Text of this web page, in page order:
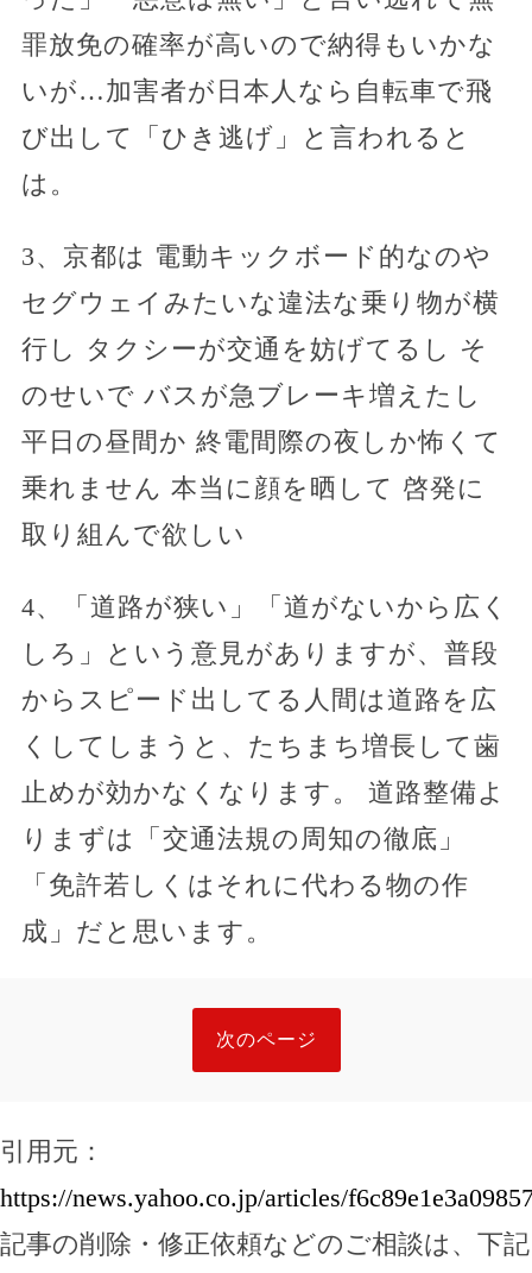
罪放免の確率が高いので納得もいかな
いが…加害者が日本人なら自転車で飛
び出して「ひき逃げ」と言われると
は。
3、京都は 電動キックボード的なのや
セグウェイみたいな違法な乗り物が横
行し タクシーが交通を妨げてるし そ
のせいで バスが急ブレーキ増えたし
平日の昼間か 終電間際の夜しか怖くて
乗れません 本当に顔を晒して 啓発に
取り組んで欲しい
4、「道路が狭い」「道がないから広く
しろ」という意見がありますが、普段
からスピード出してる人間は道路を広
くしてしまうと、たちまち増長して歯
止めが効かなくなります。 道路整備よ
りまずは「交通法規の周知の徹底」
「免許若しくはそれに代わる物の作
成」だと思います。
次のページ
引用元：
https://news.yahoo.co.jp/articles/
記事の削除・修正依頼などのご相談は、下記